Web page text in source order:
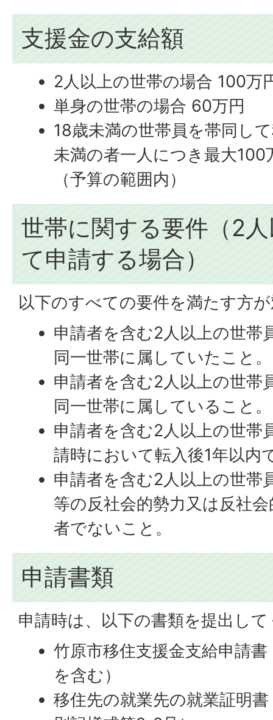
支援金の支給額
2人以上の世帯の場合 100万
単身の世帯の場合 60万円
18歳未満の世帯員を帯同し
未満の者一人につき最大100
（予算の範囲内）
世帯に関する要件（2
て申請する場合）
以下のすべての要件を満たす方
申請者を含む2人以上の世帯
同一世帯に属していたこと。
申請者を含む2人以上の世帯
同一世帯に属していること。
申請者を含む2人以上の世帯
請時において転入後1年以内
申請者を含む2人以上の世帯
等の反社会的勢力又は反社
者でないこと。
申請書類
申請時は、以下の書類を提出し
竹原市移住支援金支給申請
を含む）
移住先の就業先の就業証明